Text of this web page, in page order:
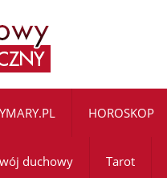
HOROSKOP
duchowy Tarot